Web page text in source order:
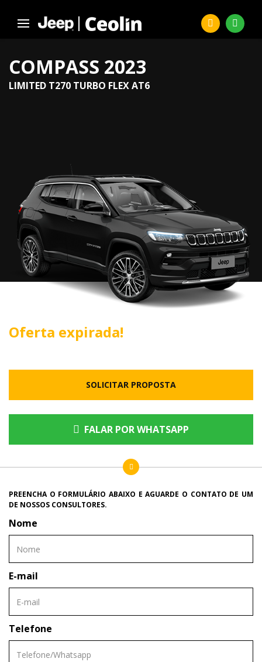
COMPASS 2023
LIMITED T270 TURBO FLEX AT6
Oferta expirada!
SOLICITAR PROPOSTA
FALAR POR WHATSAPP
PREENCHA O FORMULÁRIO ABAIXO E AGUARDE O CONTATO DE UM
DE NOSSOS CONSULTORES.
Nome
E-mail
Telefone